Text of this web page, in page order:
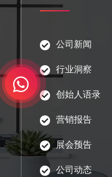
公司新闻
行业洞察
创始人语录
营销报告
展会预告
公司动态